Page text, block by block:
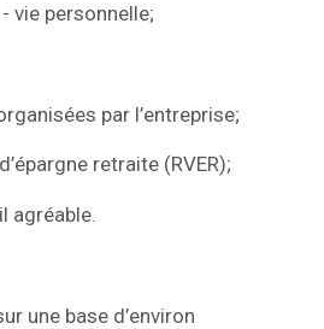
vie personnelle;
par l’entreprise;
retraite (RVER);
agréable.
une base d’environ